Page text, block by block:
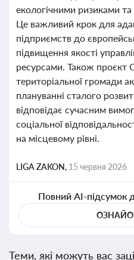
екологічними ризиками
Це важливий крок для
підприємств до
підвищення якості
ресурсами. Також проєкт
територіальної громади
плануванні сталого
відповідає сучасним
соціальної
на місцевому рівні.
LIGA ZAKON, 15 червня 2026
Повний AI-підсумок
Теми, які можуть вас